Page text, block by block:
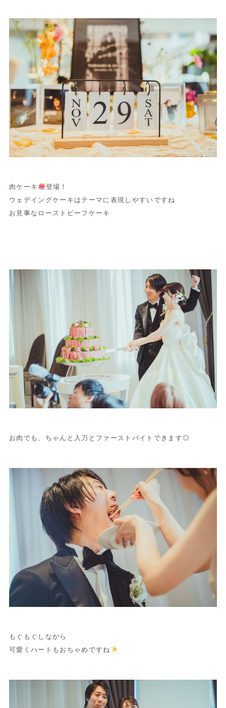
肉ケーキ
登場！
ウェデイングケーキはテーマに表現しやすいですね
お見事なローストビーフケーキ
お肉でも、ちゃんと入刀とファーストバイトできます◎
もぐもぐしながら
可愛くハートもおちゃめですね